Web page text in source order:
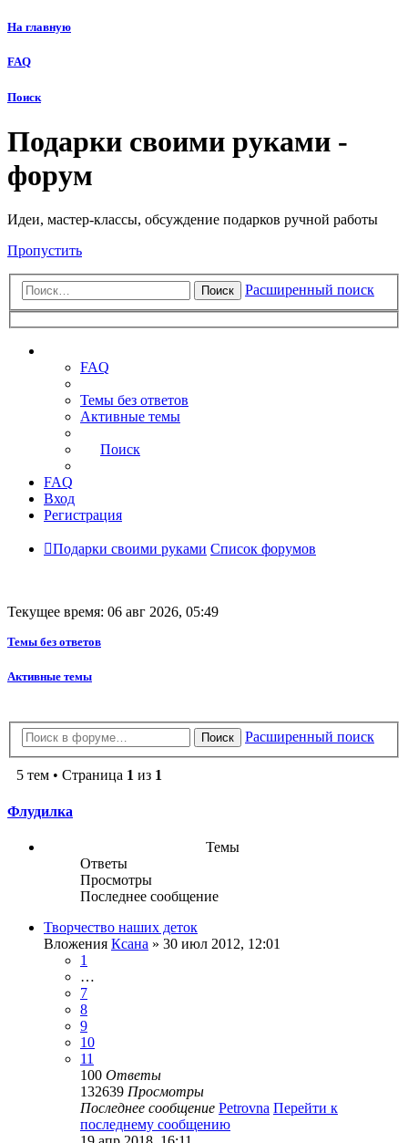
На главную
FAQ
Поиск
Подарки своими руками -
форум
Идеи, мастер-классы, обсуждение подарков ручной работы
Пропустить
Поиск Расширенный поиск
FAQ
Темы без ответов
Активные темы
Поиск
FAQ
Вход
Регистрация
Подарки своими руками Список форумов
Текущее время: 06 авг 2026, 05:49
Темы без ответов
Активные темы
Поиск Расширенный поиск
5 тем • Страница 1 из 1
Флудилка
Темы
Ответы
Просмотры
Последнее сообщение
Творчество наших деток
Вложения Ксана » 30 июл 2012, 12:01
1
…
7
8
9
10
11
100 Ответы
132639 Просмотры
Последнее сообщение Petrovna Перейти к
последнему сообщению